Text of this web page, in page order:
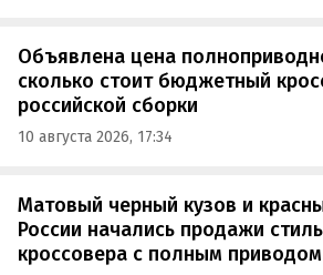
Объявлена цена
сколько стоит бюджетный
российской сборки
10 августа 2026, 17:34
Матовый черный кузов и
России начались продажи
кроссовера с полным приводом